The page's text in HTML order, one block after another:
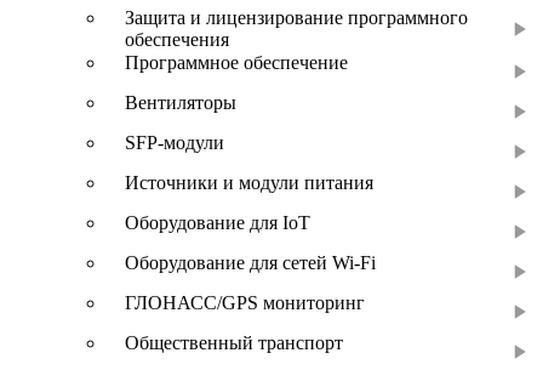
Защита и лицензирование программного
обеспечения
Программное обеспечение
Вентиляторы
SFP-модули
Источники и модули питания
Оборудование для IoT
Оборудование для сетей Wi-Fi
ГЛОНАСС/GPS мониторинг
Общественный транспорт